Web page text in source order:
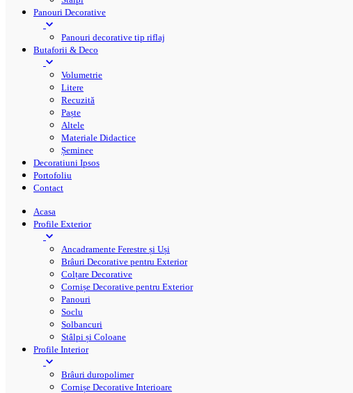
Panouri Decorative
Panouri decorative tip riflaj
Butaforii & Deco
Volumetrie
Litere
Recuzită
Paște
Altele
Materiale Didactice
Șeminee
Decoratiuni Ipsos
Portofoliu
Contact
Acasa
Profile Exterior
Ancadramente Ferestre și Uși
Brâuri Decorative pentru Exterior
Colțare Decorative
Cornișe Decorative pentru Exterior
Panouri
Soclu
Solbancuri
Stâlpi și Coloane
Profile Interior
Brâuri duropolimer
Cornișe Decorative Interioare